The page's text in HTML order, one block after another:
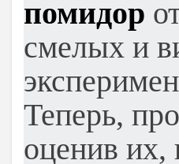
помидор
смелых и
Теперь,
оценив их,